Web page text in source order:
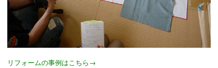
リフォームの事例はこちら→